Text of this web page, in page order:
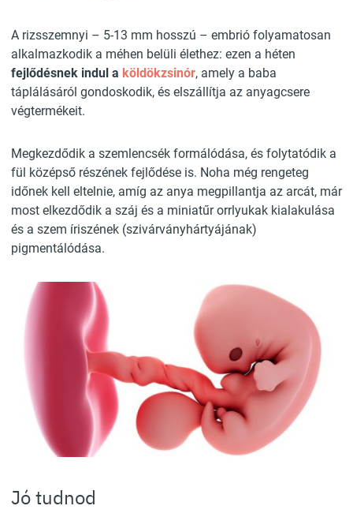
A rizsszemnyi – 5-13 mm hosszú – embrió folyamatosan
alkalmazkodik a méhen belüli élethez: ezen a héten
fejlődésnek indul a köldökzsinór, amely a baba
táplálásáról gondoskodik, és elszállítja az anyagcsere
végtermékeit.
Megkezdődik a szemlencsék formálódása, és folytatódik a
fül középső részének fejlődése is. Noha még rengeteg
időnek kell eltelnie, amíg az anya megpillantja az arcát, már
most elkezdődik a száj és a miniatűr orrlyukak kialakulása
és a szem íriszének (szivárványhártyájának)
pigmentálódása.
Jó tudnod